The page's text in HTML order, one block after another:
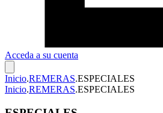
Acceda a su cuenta
Inicio.REMERAS.ESPECIALES
Inicio.REMERAS.ESPECIALES